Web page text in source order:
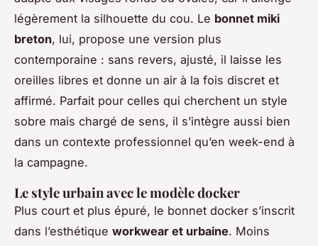
légèrement la silhouette du cou. Le bonnet miki
breton, lui, propose une version plus
contemporaine : sans revers, ajusté, il laisse les
oreilles libres et donne un air à la fois discret et
affirmé. Parfait pour celles qui cherchent un style
sobre mais chargé de sens, il s’intègre aussi bien
dans un contexte professionnel qu’en week-end à
la campagne.
Le style urbain avec le modèle docker
Plus court et plus épuré, le bonnet docker s’inscrit
dans l’esthétique workwear et urbaine. Moins